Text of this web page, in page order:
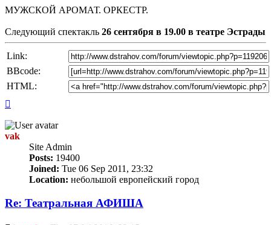
МУЖСКОЙ АРОМАТ. ОРКЕСТР.
Следующий спектакль 26 сентября в 19.00 в театре Эстрады
Link:
BBcode:
HTML:
vak
Site Admin
Posts: 19400
Joined: Tue 06 Sep 2011, 23:32
Location: небольшой европейский город
Re: Театральная АФИША